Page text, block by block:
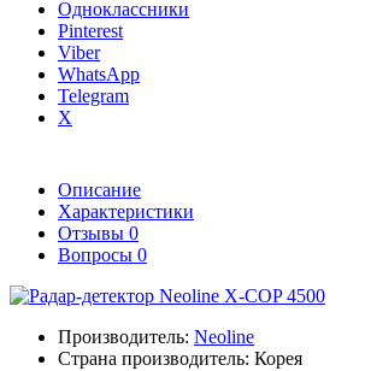
Одноклассники
Pinterest
Viber
WhatsApp
Telegram
X
Описание
Характеристики
Отзывы 0
Вопросы 0
Производитель: Neoline
Страна производитель: Корея